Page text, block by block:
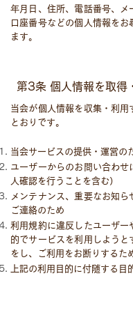
年月日、住所、電話番号、メ
口座番号などの個人情報をお
ます。
第3条 個人情報を取得
当会が個人情報を収集・利用
とおりです。
当会サービスの提供・運営の
ユーザーからのお問い合わせ
人確認を行うことを含む）
メンテナンス、重要なお知ら
ご連絡のため
利用規約に違反したユーザー
的でサービスを利用しようと
をし、ご利用をお断りするた
上記の利用目的に付随する目